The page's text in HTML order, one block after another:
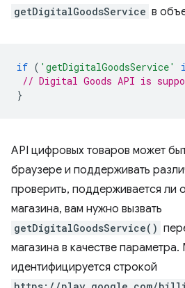
getDigitalGoodsService в
if ( 'getDigitalGoodsService'
// Digital Goods API is
}
API цифровых товаров может
браузере и поддерживать
проверить, поддерживается ли
магазина, вам нужно вызвать
getDigitalGoodsService()
магазина в качестве
идентифицируется строкой